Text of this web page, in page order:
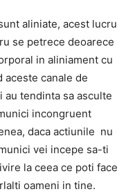
aliniate, acest lucru
se petrece deoarece
in aliniament cu
aceste canale de
au tendinta sa asculte
incongruent
daca actiunile nu
vei incepe sa-ti
la ceea ce poti face
oameni in tine.